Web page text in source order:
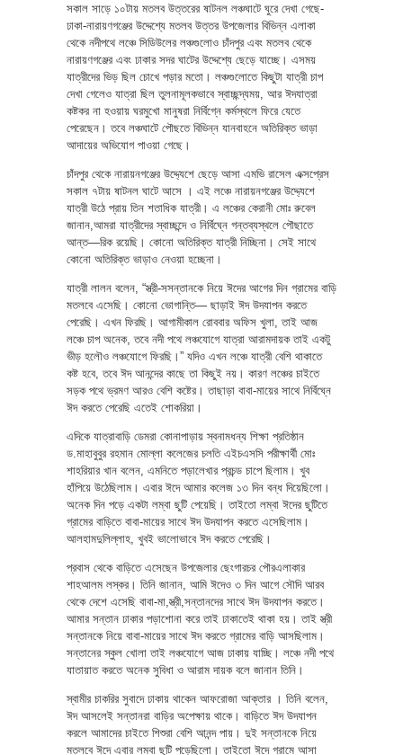
সকাল সাড়ে ১০টায় মতলব উত্তরের ষাটনল লঞ্চঘাটে ঘুরে দেখা গেছে-
ঢাকা-নারায়ণগঞ্জের উদ্দেশ্যে মতলব উত্তর উপজেলার বিভিন্ন এলাকা
থেকে নদীপথে লঞ্চে সিডিউলের লঞ্চগুলোও চাঁদপুর এবং মতলব থেকে
নারায়ণগঞ্জের এবং ঢাকার সদর ঘাটের উদ্দেশ্যে ছেড়ে যাচ্ছে। এসময়
যাত্রীদের ভিড় ছিল চোখে পড়ার মতো। লঞ্চগুলোতে কিছুটা যাত্রী চাপ
দেখা গেলেও যাত্রা ছিল তুলনামূলকভাবে স্বাচ্ছন্দ্যময়, আর ঈদযাত্রা
কষ্টকর না হওয়ায় ঘরমুখো মানুষরা নির্বিগ্নে কর্মস্থলে ফিরে যেতে
পেরেছেন। তবে লঞ্চঘাটে পৌছতে বিভিন্ন যানবাহনে অতিরিক্ত ভাড়া
আদায়ের অভিযোগ পাওয়া গেছে।
চাঁদপুর থেকে নারায়নগঞ্জের উদ্দ্যেশে ছেড়ে আসা এমভি রাসেল এক্সপ্রেস
সকাল ৭টায় ষাটনল ঘাটে আসে । এই লঞ্চে নারায়নগঞ্জের উদ্দ্যেশে
যাত্রী উঠে প্রায় তিন শতাধিক যাত্রী। এ লঞ্চের কেরানী মোঃ রুবেল
জানান,আমরা যাত্রীদের স্বাচ্ছন্দে ও নির্বিঘ্নে গন্তব্যস্থলে পৌছাতে
আন্ত—রিক রয়েছি। কোনো অতিরিক্ত যাত্রী নিচ্ছিনা। সেই সাথে
কোনো অতিরিক্ত ভাড়াও নেওয়া হচ্ছেনা।
যাত্রী লালন বলেন, “স্ত্রী-সসন্তানকে নিয়ে ঈদের আগের দিন গ্রামের বাড়ি
মতলবে এসেছি। কোনো ভোগান্তি— ছাড়াই ঈদ উদযাপন করতে
পেরেছি। এখন ফিরছি। আগামীকাল রোববার অফিস খুলা, তাই আজ
লঞ্চে চাপ অনেক, তবে নদী পথে লঞ্চযোগে যাত্রা আরামদায়ক তাই একটু
ভীড় হলৌও লঞ্চযোগে ফিরছি।” যদিও এখন লঞ্চে যাত্রী বেশি থাকাতে
কষ্ট হবে, তবে ঈদ আনন্দের কাছে তা কিছুই নয়। কারণ লঞ্চের চাইতে
সড়ক পথে ভ্রমণ আরও বেশি কষ্টের। তাছাড়া বাবা-মায়ের সাথে নির্বিঘ্নে
ঈদ করতে পেরেছি এতেই শোকরিয়া।
এদিকে যাত্রাবাড়ি ডেমরা কোনাপাড়ায় স্বনামধন্য শিক্ষা প্রতিষ্ঠান
ড.মাহাবুবুর রহমান মোল্লা কলেজের চলতি এইচএসসি পরীক্ষার্থী মোঃ
শাহরিয়ার খান বলেন, এমনিতে পড়ালেখার প্রচন্ড চাপে ছিলাম। খুব
হাঁপিয়ে উঠেছিলাম। এবার ঈদে আমার কলেজ ১৩ দিন বন্ধ দিয়েছিলো।
অনেক দিন পড়ে একটা লম্বা ছুটি পেয়েছি। তাইতো লম্বা ঈদের ছুটিতে
গ্রামের বাড়িতে বাবা-মায়ের সাথে ঈদ উদযাপন করতে এসেছিলাম।
আলহামদুলিল্লাহ, খুবই ভালোভাবে ঈদ করতে পেরেছি।
প্রবাস থেকে বাড়িতে এসেছেন উপজেলার ছেংগারচর পৌরএলাকার
শাহআলম লস্কর। তিনি জানান, আমি ঈদেও ৩ দিন আগে সৌদি আরব
থেকে দেশে এসেছি বাবা-মা,স্ত্রী,সন্তানদের সাথে ঈদ উদযাপন করতে।
আমার সন্তান ঢাকার পড়াশোনা করে তাই ঢাকাতেই থাকা হয়। তাই স্ত্রী
সন্তানকে নিয়ে বাবা-মায়ের সাথে ঈদ করতে গ্রামের বাড়ি আসছিলাম।
সন্তানের স্কুল খোলা তাই লঞ্চযোগে আজ ঢাকায় যাচ্ছি। লঞ্চে নদী পথে
যাতায়াত করতে অনেক সুবিধা ও আরাম দায়ক বলে জানান তিনি।
স্বামীর চাকরির সুবাদে ঢাকায় থাকেন আফরোজা আক্তার । তিনি বলেন,
ঈদ আসলেই সন্তানরা বাড়ির অপেক্ষায় থাকে। বাড়িতে ঈদ উদযাপন
করলে আমাদের চাইতে শিশুরা বেশি আনন্দ পায়। দুই সন্তানকে নিয়ে
মতলবে ঈদে এবার লম্বা ছুটি পড়েছিলো। তাইতো ঈদে গ্রামে আসা